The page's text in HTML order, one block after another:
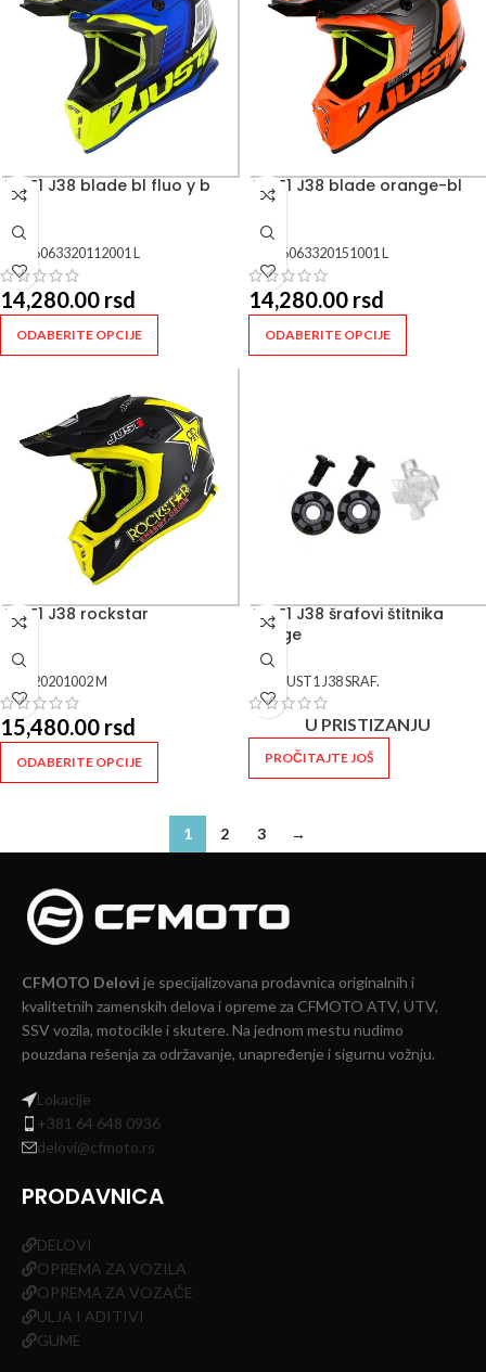
JUST1 J38 blade bl fluo y b
6063320112001 L
14,280.00 rsd
ODABERITE OPCIJE
JUST1 J38 blade orange-bl
6063320151001 L
14,280.00 rsd
ODABERITE OPCIJE
JUST1 J38 rockstar
20201002 M
15,480.00 rsd
ODABERITE OPCIJE
JUST1 J38 šrafovi štitnika
kacige
JUST1 J38 SRAF.
U PRISTIZANJU
PROČITAJTE JOŠ
1 2 3 →
CFMOTO Delovi je specijalizovana prodavnica originalnih i
kvalitetnih zamenskih delova i opreme za CFMOTO ATV, UTV,
SSV vozila, motocikle i skutere. Na jednom mestu nudimo
pouzdana rešenja za održavanje, unapređenje i sigurnu vožnju.
Lokacije
+381 64 648 0936
delovi@cfmoto.rs
PRODAVNICA
DELOVI
OPREMA ZA VOZILA
OPREMA ZA VOZAČE
ULJA I ADITIVI
GUME